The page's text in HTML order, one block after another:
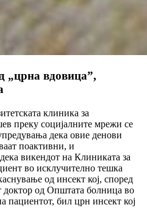
„црна вдовица”,
клиника за
преку социјалните мрежи се
дека овие денови
поактивни, и
викендот на Клиниката за
во исклучително тешка
од инсект кој, според
од Општата болница во
бил црн инсект кој